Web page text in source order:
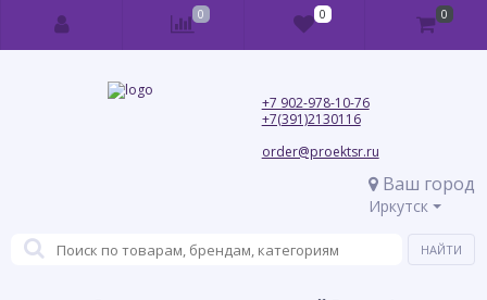
+7 902-978-10-76
+7(391)2130116
order@proektsr.ru
Ваш город
Иркутск
0 0 0